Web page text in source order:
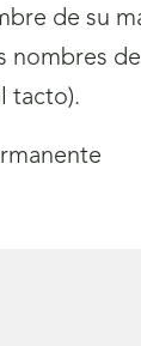
de su
nombres
tacto).